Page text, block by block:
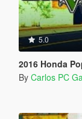
5.0
2016 Honda
By Carlos PC